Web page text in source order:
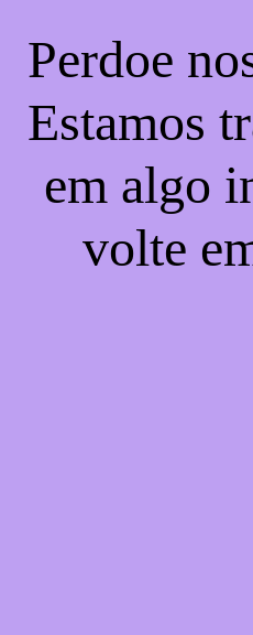
Perdoe
Estamos
em algo
volte